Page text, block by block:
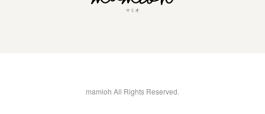
mamioh All Rights Reserved.